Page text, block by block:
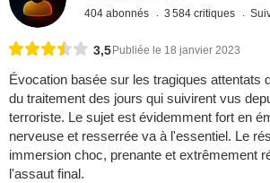
404 abonnés 3 584 critiques
3,5 Publiée le 18 janvier 2023
Évocation basée sur les tragiques attentats
du traitement des jours qui suivirent vus
terroriste. Le sujet est évidemment fort en
nerveuse et resserrée va à l'essentiel. Le
immersion choc, prenante et extrêmement
l'assaut final.